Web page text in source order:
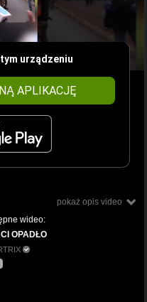
urządzeniu
APLIKACJĘ
pokaż opis video
wideo:
OPADŁO